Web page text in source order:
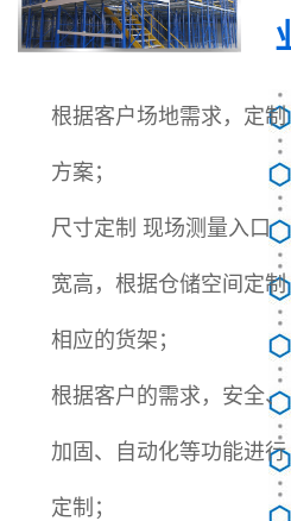
根据客户场地需求，定制
方案；
尺寸定制 现场测量入口
宽高，根据仓储空间定制
相应的货架；
根据客户的需求，安全、
加固、自动化等功能进行
定制；